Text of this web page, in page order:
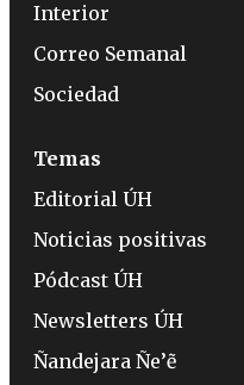
Interior
Correo Semanal
Sociedad
Temas
Editorial ÚH
Noticias positivas
Pódcast ÚH
Newsletters ÚH
Ñandejara Ñe’ẽ